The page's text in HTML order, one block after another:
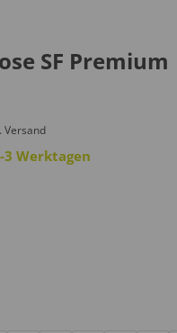
SF Premium
Versand
Werktagen